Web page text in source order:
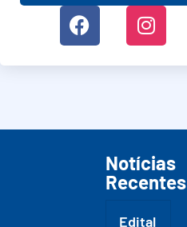
Notícias
Recentes
Edital